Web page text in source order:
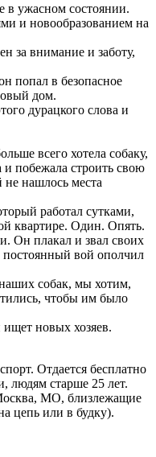
в ужасном состоянии.
и новообразованием на
за внимание и заботу,
попал в безопасное
дом.
дурацкого слова и
всего хотела собаку,
и побежала строить свою
нашлось места
работал сутками,
квартире. Один. Опять.
Он плакал и звал своих
постоянный вой ополчил
собак, мы хотим,
чтобы им было
новых хозяев.
Отдается бесплатно
людям старше 25 лет.
МО, близлежащие
цепь или в будку).